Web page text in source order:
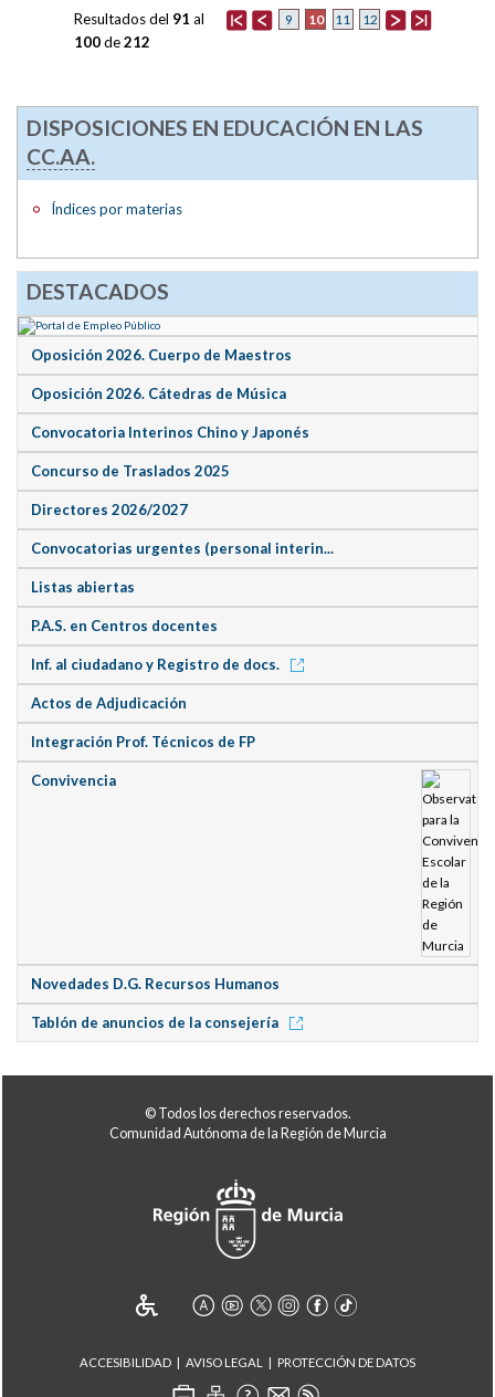
9 10 11 12
Resultados del 91 al
100de212
DISPOSICIONES EN EDUCACIÓN EN LAS
CC.AA.
Índices por materias
DESTACADOS
Oposición 2026. Cuerpo de Maestros
Oposición 2026. Cátedras de Música
Convocatoria Interinos Chino y Japonés
Concurso de Traslados 2025
Directores 2026/2027
Convocatorias urgentes (personal interin...
Listas abiertas
P.A.S. en Centros docentes
Inf. al ciudadano y Registro de docs.
Actos de Adjudicación
Integración Prof. Técnicos de FP
Convivencia
Novedades D.G. Recursos Humanos
Tablón de anuncios de la consejería
© Todos los derechos reservados.
Comunidad Autónoma de la Región de Murcia
ACCESIBILIDAD AVISO LEGAL PROTECCIÓN DE DATOS